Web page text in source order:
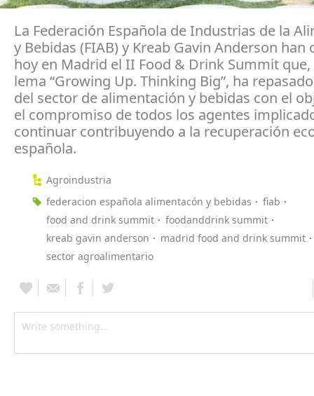
La Federación Española de Industrias de la
y Bebidas (FIAB) y Kreab Gavin Anderson han
hoy en Madrid el II Food & Drink Summit que,
lema “Growing Up. Thinking Big”, ha
del sector de alimentación y bebidas con el
el compromiso de todos los agentes
continuar contribuyendo a la recuperación
española.
Agroindustria
federacion española alimentacón y bebidas
fiab
food and drink summit
foodanddrink summit
kreab gavin anderson
madrid food and drink summit
sector agroalimentario